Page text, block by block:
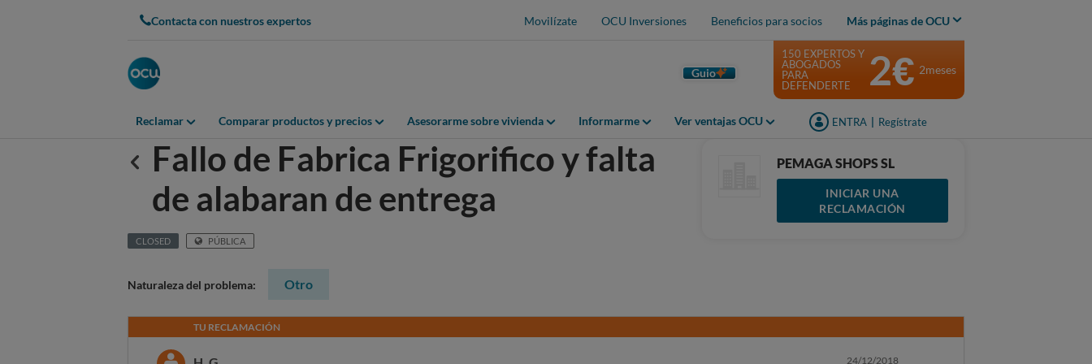
Contacta con nuestros expertos Movilízate OCU Inversiones Beneficios para socios Más páginas de OCU
Guio
Reclamar Comparar productos y precios Asesorarme sobre vivienda Informarme Ver ventajas OCU ENTRA Regístrate
150 EXPERTOS Y
ABOGADOS
PARA
DEFENDERTE
2€ 2meses
Anterior
Fallo de Fabrica Frigorifico y falta
de alabaran de entrega
CLOSED PÚBLICA
PEMAGA SHOPS SL
INICIAR UNA
RECLAMACIÓN
Naturaleza del problema: Otro
TU RECLAMACIÓN
24/12/2018